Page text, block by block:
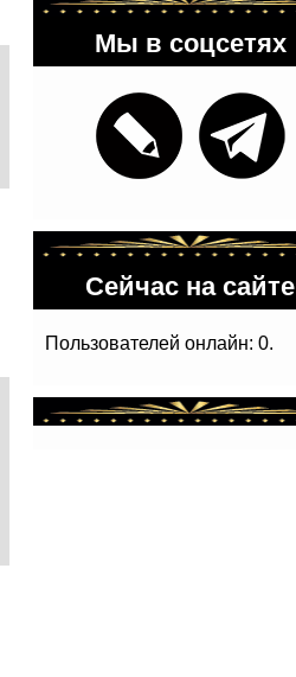
Мы в соцсетях
Сейчас на сайте
Пользователей онлайн: 0.